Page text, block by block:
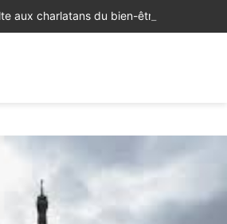
aux charlatans du bien-être !